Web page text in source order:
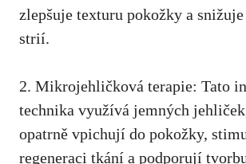
zlepšuje⁢ texturu pokožky a
strií.
2. Mikrojehličková terapie: Tato
technika využívá jemných
opatrně ‍vpichují do⁣ pokožky,‌
regeneraci tkání‌ a podporují